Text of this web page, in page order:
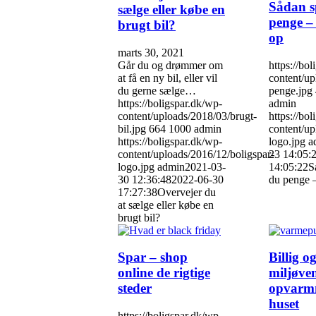
sælge eller købe en
brugt bil?
marts 30, 2021
Går du og drømmer om
at få en ny bil, eller vil
du gerne sælge…
https://boligspar.dk/wp-
content/uploads/2018/03/brugt-
bil.jpg 664 1000 admin
https://boligspar.dk/wp-
content/uploads/2016/12/boligspar-
logo.jpg admin2021-03-
30 12:36:482022-06-30
17:27:38Overvejer du
at sælge eller købe en
brugt bil?
Sådan
penge
op
https://
content/
penge.jpg
admin
https://
content/
logo.jpg
23
14:05:22
du penge
Spar – shop
online de rigtige
steder
Billig
huset